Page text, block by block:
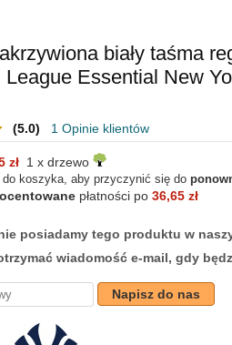
biały taśma
League Essential New
(5.0) 1 Opinie klientów
zł 1 x drzewo
do koszyka, aby przyczynić się do
płatności po 36,65 zł
posiadamy tego produktu w
wiadomość e-mail, gdy
Napisz do nas